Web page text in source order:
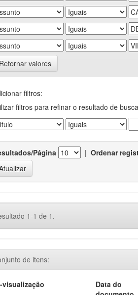
Retornar valores
filtros:
filtros para refinar o resultado de
Página | Ordenar
1-1 de 1.
de itens:
visualização
Data do